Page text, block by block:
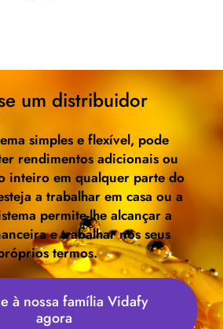
um distribuidor
simples e flexível, pode
rendimentos adicionais ou
inteiro em qualquer parte do
a trabalhar em casa ou a
permite-lhe alcançar a
e trabalhar nos seus
termos.
à nossa família Vidafy
agora